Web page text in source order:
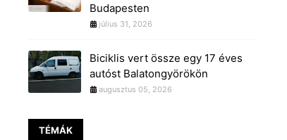
Budapesten
július 31, 2026
Biciklis vert össze egy 17 éves
autóst Balatongyörökön
augusztus 05, 2026
TÉMÁK